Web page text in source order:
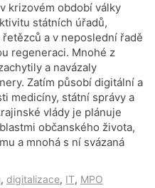
krizovém období války
státních úřadů,
a v neposlední řadě
regeneraci. Mnohé z
a navázaly
Zatím působí digitální a
medicíny, státní správy a
vlády je plánuje
občanského života,
a mnohá s ní svázaná
, digitalizace, IT, MPO